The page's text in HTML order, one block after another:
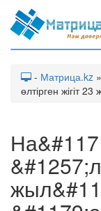
- Матрица.kz »
өлтірген жігіт